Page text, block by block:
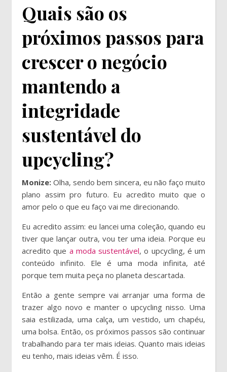
Quais são os
próximos passos para
crescer o negócio
mantendo a
integridade
sustentável do
upcycling?
Monize: Olha, sendo bem sincera, eu não faço muito
plano assim pro futuro. Eu acredito muito que o
amor pelo o que eu faço vai me direcionando.
Eu acredito assim: eu lancei uma coleção, quando eu
tiver que lançar outra, vou ter uma ideia. Porque eu
acredito que a moda sustentável, o upcycling, é um
conteúdo infinito. Ele é uma moda infinita, até
porque tem muita peça no planeta descartada.
Então a gente sempre vai arranjar uma forma de
trazer algo novo e manter o upcycling nisso. Uma
saia estilizada, uma calça, um vestido, um chapéu,
uma bolsa. Então, os próximos passos são continuar
trabalhando para ter mais ideias. Quanto mais ideias
eu tenho, mais ideias vêm. É isso.